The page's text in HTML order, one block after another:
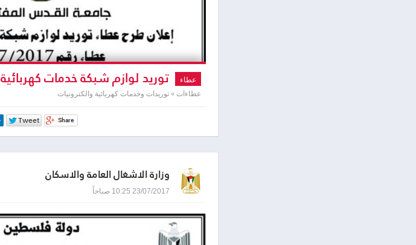
عطاء توريد لوازم شبكة خدمات كهربائية
عطاءات » توريدات وخدمات كهربائية والكترونيات
وزارة الاشغال العامة والاسكان
23/07/2017 10:25 صباحاً